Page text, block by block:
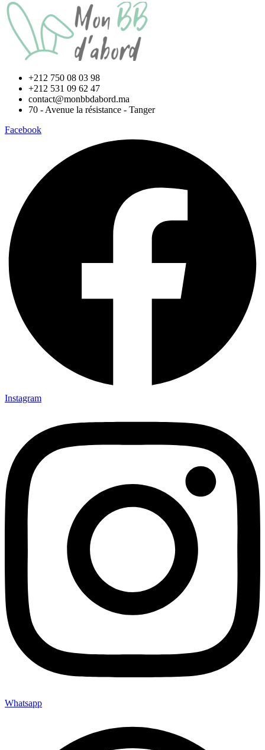
+212 750 08 03 98
+212 531 09 62 47
contact@monbbdabord.ma
70 - Avenue la résistance - Tanger
Facebook
Instagram
Whatsapp